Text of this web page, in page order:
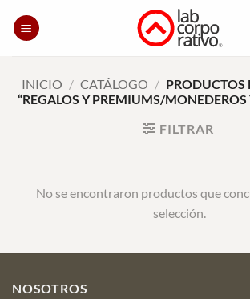
INICIO / CATÁLOGO / PRODUCTOS
“REGALOS Y PREMIUMS/MONEDEROS
FILTRAR
No se encontraron productos que
selección.
NOSOTROS